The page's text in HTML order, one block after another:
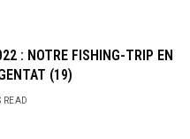
: NOTRE FISHING-TRIP EN
(19)